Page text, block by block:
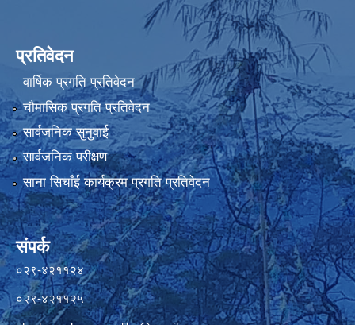
प्रतिवेदन
वार्षिक प्रगति प्रतिवेदन
चौमासिक प्रगति प्रतिवेदन
सार्वजनिक सुनुवाई
सार्वजनिक परीक्षण
साना सिचाँई कार्यक्रम प्रगति प्रतिवेदन
संपर्क
०२९-४२११२४
०२९-४२११२५